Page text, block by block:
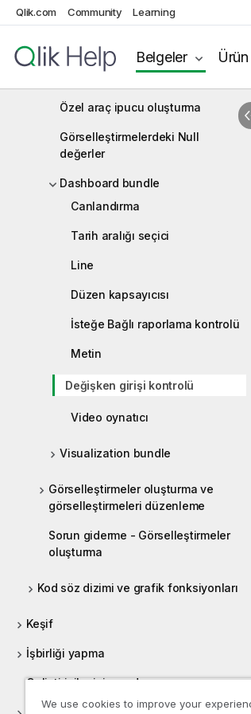
Qlik.com Community Learning
Belgeler Ürün
Düğme
Sekme kapsayıcısı
Özel araç ipucu oluşturma
Görselleştirmelerdeki Null
değerler
Dashboard bundle
Canlandırma
Tarih aralığı seçici
Line
Düzen kapsayıcısı
İsteğe Bağlı raporlama kontrolü
Metin
Değişken girişi kontrolü
Video oynatıcı
Visualization bundle
Görselleştirmeler oluşturma ve
görselleştirmeleri düzenleme
Sorun giderme - Görselleştirmeler
oluşturma
Kod söz dizimi ve grafik fonksiyonları
Keşif
İşbirliği yapma
Geliştiriciler için yardım
We use cookies to improve your